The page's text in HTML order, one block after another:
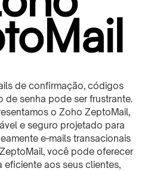
de confirmação, códigos
de senha pode ser frustrante.
o Zoho ZeptoMail,
e seguro projetado para
e-mails transacionais
você pode oferecer
eficiente aos seus clientes,